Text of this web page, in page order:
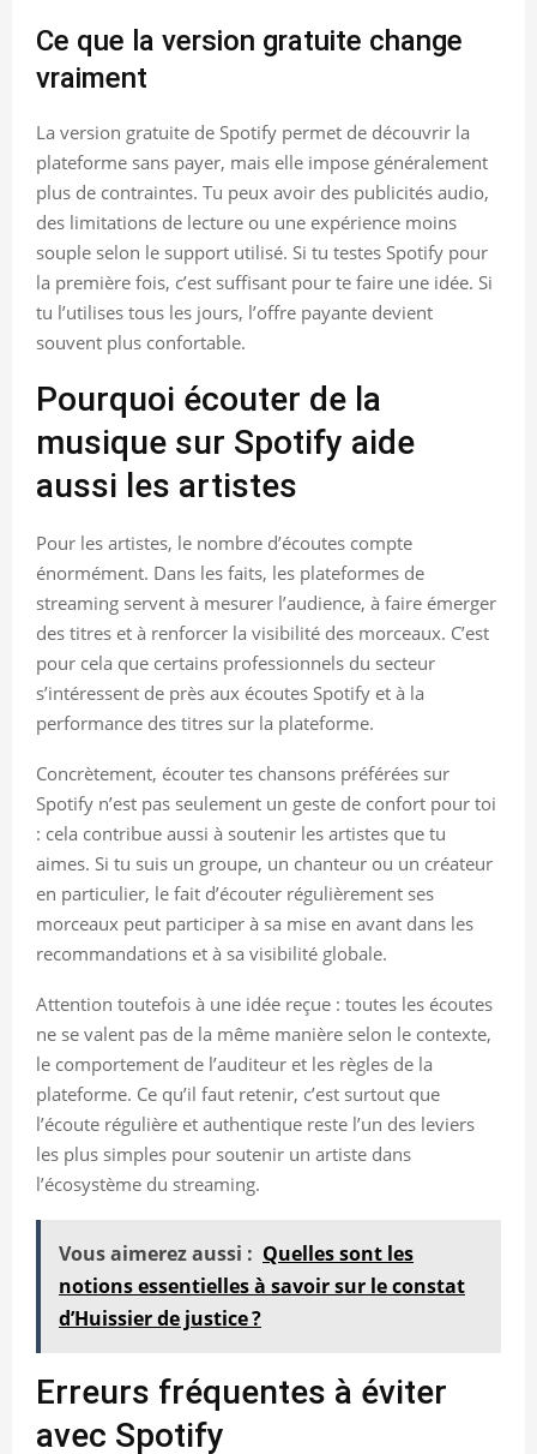
Ce que la version gratuite change
vraiment
La version gratuite de Spotify permet de découvrir la
plateforme sans payer, mais elle impose généralement
plus de contraintes. Tu peux avoir des publicités audio,
des limitations de lecture ou une expérience moins
souple selon le support utilisé. Si tu testes Spotify pour
la première fois, c’est suffisant pour te faire une idée. Si
tu l’utilises tous les jours, l’offre payante devient
souvent plus confortable.
Pourquoi écouter de la
musique sur Spotify aide
aussi les artistes
Pour les artistes, le nombre d’écoutes compte
énormément. Dans les faits, les plateformes de
streaming servent à mesurer l’audience, à faire émerger
des titres et à renforcer la visibilité des morceaux. C’est
pour cela que certains professionnels du secteur
s’intéressent de près aux écoutes Spotify et à la
performance des titres sur la plateforme.
Concrètement, écouter tes chansons préférées sur
Spotify n’est pas seulement un geste de confort pour toi
: cela contribue aussi à soutenir les artistes que tu
aimes. Si tu suis un groupe, un chanteur ou un créateur
en particulier, le fait d’écouter régulièrement ses
morceaux peut participer à sa mise en avant dans les
recommandations et à sa visibilité globale.
Attention toutefois à une idée reçue : toutes les écoutes
ne se valent pas de la même manière selon le contexte,
le comportement de l’auditeur et les règles de la
plateforme. Ce qu’il faut retenir, c’est surtout que
l’écoute régulière et authentique reste l’un des leviers
les plus simples pour soutenir un artiste dans
l’écosystème du streaming.
Vous aimerez aussi : Quelles sont les
notions essentielles à savoir sur le constat
d’Huissier de justice ?
Erreurs fréquentes à éviter
avec Spotify